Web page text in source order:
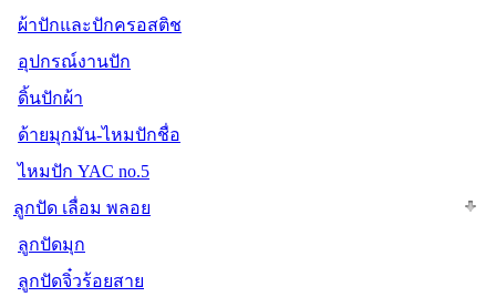
ผ้าปักและปักครอสติช
อุปกรณ์งานปัก
ดิ้นปักผ้า
ด้ายมุกมัน-ไหมปักชื่อ
ไหมปัก YAC no.5
ลูกปัด เลื่อม พลอย
ลูกปัดมุก
ลูกปัดจิ๋วร้อยสาย